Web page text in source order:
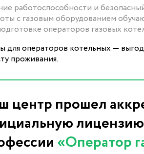
работоспособности и
с газовым оборудованием
операторов газовых
для операторов котельных —
проживания.
центр прошел
«Оператор